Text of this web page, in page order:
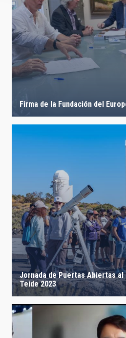
Firma de la Fundación del
Jornada de Puertas Abiertas
Teide 2023